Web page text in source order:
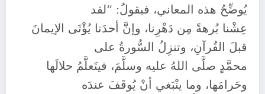
يُوضِّحُ هذه المعاني، فيقولُ: “لقد
عِشْنا بُرهةً مِن دَهْرِنا، وإنَّ أحدَنا يُؤْتَى الإيمانَ
قبلَ القُرآنِ، وتنزِلُ السُّورةُ على
محمَّدٍ صلَّى اللهُ عليه وسلَّمَ، فيتَعلَّمُ حلالَها
وحَرامَها، وما ينْبَغي أنْ يُوقَفَ عندَه